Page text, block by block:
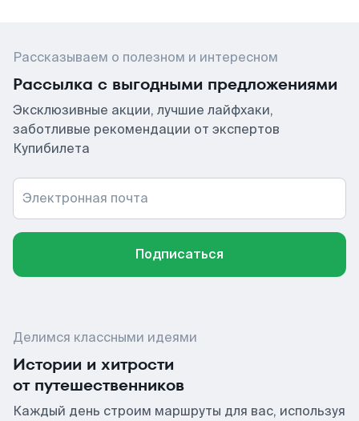
Рассказываем о полезном и интересном
Рассылка с выгодными предложениями
Эксклюзивные акции, лучшие лайфхаки,
заботливые рекомендации от экспертов
Купибилета
Электронная почта
Подписаться
Делимся классными идеями
Истории и хитрости
от путешественников
Каждый день строим маршруты для вас, используя